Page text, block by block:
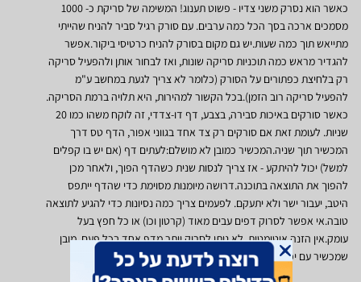
כאשר הוא נסרק משני צדיו - פשוט תענוג! המשימה של סריקת כ- 1000
מסמכים ארכה בסך הכל כמה ערבים. עם סורק רגיל סביר להניח שהייתי
מתייאש תוך כמה שעות.יש גם מקום בסורק להניח כרטיסי ביקור.אפשר
להגדיר מראש כמה תוכניות סריקה שונות, ואז לבחור אותן ולהפעיל סריקה
רק בלחיצת כפתורים על הסורק (כלומר לא צריך לגעת במחשב ע"מ
להפעיל סריקה רוב הזמן).בכל הקשור למהירות, היא תלויה ברמת הסריקה.
כאשר סורקים באיכות סבירה, בצבע, דף דו-צדדי, זה לוקח משהו כמו 20
שניות. לעומת זאת אם סורקים רק צד אחד בגווני אפור, הדף טס דרך
המכשיר תוך שניה.המכשיר כמובן לא מושלם:לעתים דף (אם יש בו קפלים
למשל) יכול להיתקע - אז צריך לנסות שנית כשהדף הפוך, ולאחר מכן
להפוך את התוצאה בתוכנה.דרושה מיומנות מסוימת כדי שהדף ייתפס
היטב, יעבור ישר ולא יתעקם. לפעמים צריך כמה נסיונות כדי להגיע לתוצאה
טובה.אי אפשר לסרוק דפים עבים מאוד (קרטון וכו) או כל חפץ בעל
עומק.אין הזנה אוטומטית, לא ניתן לסרוק יותר מדף אחד בכל פעם. מובן
שמכשיר עם יכולת כזו היה הרבה יותר יקר וגדול.